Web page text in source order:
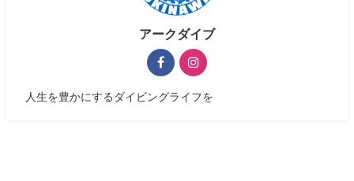
アークダイブ
人生を豊かにするダイビングライフを